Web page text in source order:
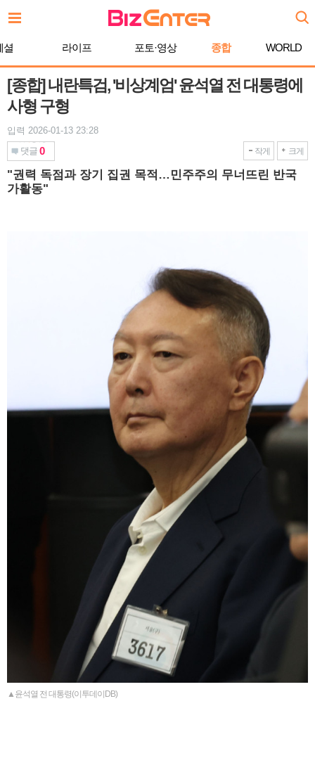
문
로
기
셜 라이프 포토·영상 종합 WORLD
[종합] 내란특검, '비상계엄' 윤석열 전 대통령에
사형 구형
입력 2026-01-13 23:28
댓글 0 작게 크게
"권력 독점과 장기 집권 목적…민주주의 무너뜨린 반국
가활동"
▲윤석열 전 대통령(이투데이DB)